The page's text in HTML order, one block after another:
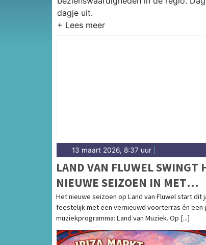
dagje uit.
13 maart 2026, 8:37 uur
LAND VAN FLUWEL SWINGT
NIEUWE SEIZOEN IN MET
VERNIEUWD VOORTERRAS
VAN MUZIEK
Het nieuwe seizoen op Land van Fluwel start dit
feestelijk met een vernieuwd voorterras én een
muziekprogramma: Land van Muziek. Op [...]